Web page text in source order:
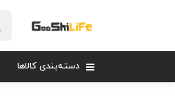
دسته‌بندی کالاها